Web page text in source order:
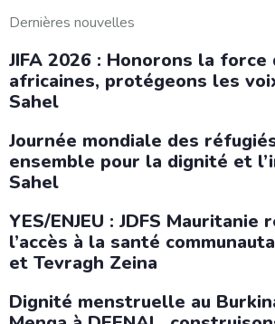
Dernières nouvelles
JIFA 2026 : Honorons la force
africaines, protégeons les
Sahel
Journée mondiale des
ensemble pour la dignité et
Sahel
YES/ENJEU : JDFS Mauritanie
l’accès à la santé
et Tevragh Zeina
Dignité menstruelle au